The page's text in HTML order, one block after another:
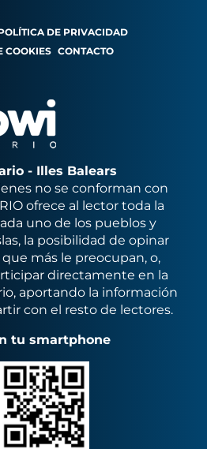
DE PRIVACIDAD
COOKIES CONTACTO
- Illes Balears
no se conforman con
ofrece al lector toda la
uno de los pueblos y
la posibilidad de opinar
más le preocupan, o,
directamente en la
aportando la información
con el resto de lectores.
tu smartphone